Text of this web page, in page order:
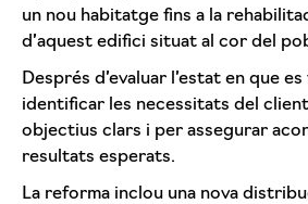
un nou habitatge fins a la
d’aquest edifici situat al cor del
Després d’evaluar l’estat en que
identificar les necessitats del
objectius clars i per assegurar
resultats esperats.
La reforma inclou una nova